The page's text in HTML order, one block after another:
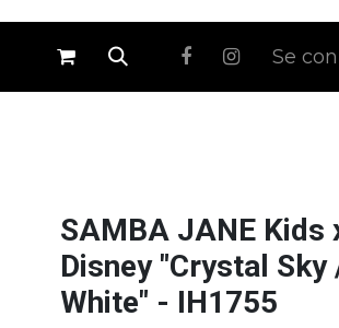
⚪ Soldes Se
SAMBA JANE Kids
Disney "Crystal Sky
White" - IH1755